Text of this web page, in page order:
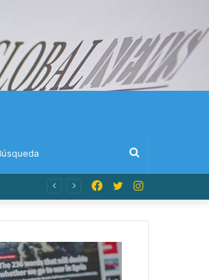
Búsqueda
Instagram
Twitter
Facebook